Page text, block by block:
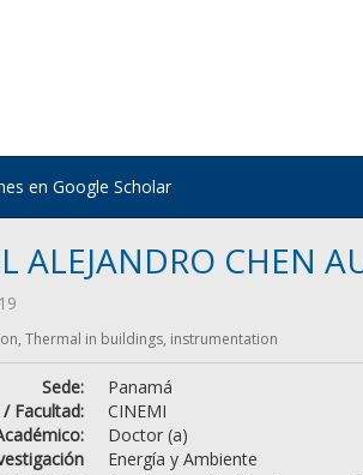
en Google Scholar
ALEJANDRO CHEN
Thermal in buildings, instrumentation
Sede:
Panamá
Facultad:
CINEMI
Doctor (a)
Energía y Ambiente